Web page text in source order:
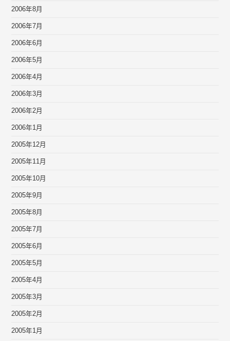
2006年8月
2006年7月
2006年6月
2006年5月
2006年4月
2006年3月
2006年2月
2006年1月
2005年12月
2005年11月
2005年10月
2005年9月
2005年8月
2005年7月
2005年6月
2005年5月
2005年4月
2005年3月
2005年2月
2005年1月